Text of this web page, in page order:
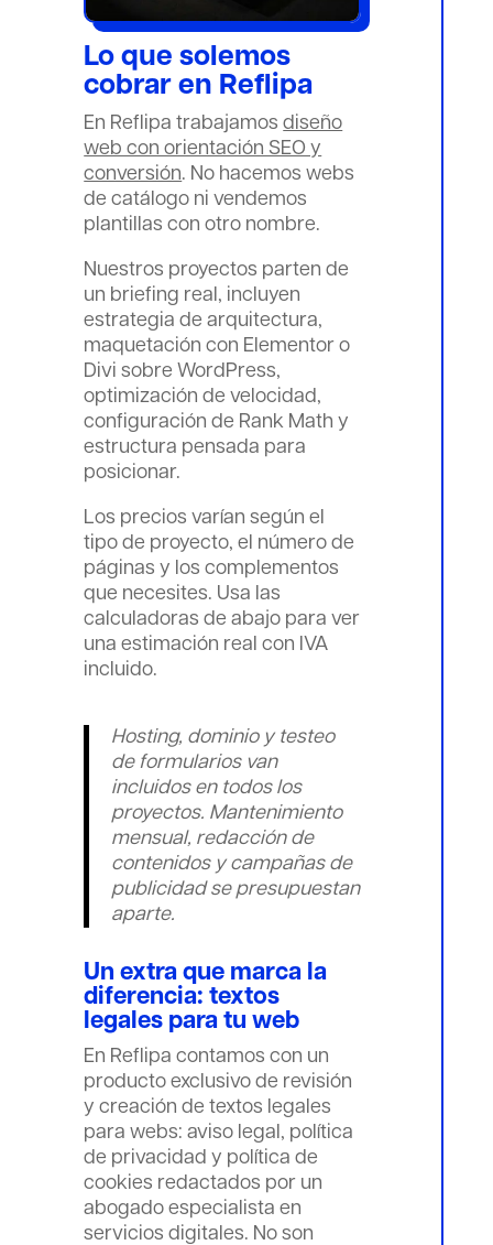
Lo que solemos
cobrar en Reflipa
En Reflipa trabajamosdiseño
web con orientación SEO y
conversión. No hacemos webs
de catálogo ni vendemos
plantillas con otro nombre.
Nuestros proyectos parten de
un briefing real, incluyen
estrategia de arquitectura,
maquetación con Elementor o
Divi sobre WordPress,
optimización de velocidad,
configuración de Rank Math y
estructura pensada para
posicionar.
Los precios varían según el
tipo de proyecto, el número de
páginas y los complementos
que necesites. Usa las
calculadoras de abajo para ver
una estimación real con IVA
incluido.
Hosting, dominio y testeo
de formularios van
incluidos en todos los
proyectos. Mantenimiento
mensual, redacción de
contenidos y campañas de
publicidad se presupuestan
aparte.
Un extra que marca la
diferencia: textos
legales para tu web
En Reflipa contamos con un
producto exclusivo de revisión
y creación de textos legales
para webs: aviso legal, política
de privacidad y política de
cookies redactados por un
abogado especialista en
servicios digitales. No son